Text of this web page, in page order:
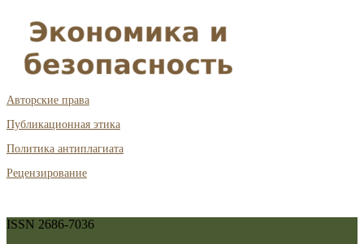
Авторские права
Публикационная этика
Политика антиплагиата
Рецензирование
ISSN 2686-7036